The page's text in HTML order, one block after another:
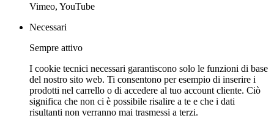
Vimeo, YouTube
Necessari
Sempre attivo
I cookie tecnici necessari garantiscono solo le funzioni di base
del nostro sito web. Ti consentono per esempio di inserire i
prodotti nel carrello o di accedere al tuo account cliente. Ciò
significa che non ci è possibile risalire a te e che i dati
risultanti non verranno mai trasmessi a terzi.